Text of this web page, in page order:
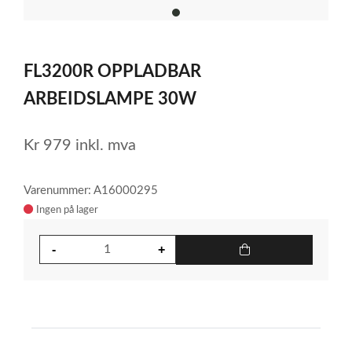
item
of
1
FL3200R OPPLADBAR
ARBEIDSLAMPE 30W
Kr 979 inkl. mva
Varenummer: A16000295
Ingen på lager